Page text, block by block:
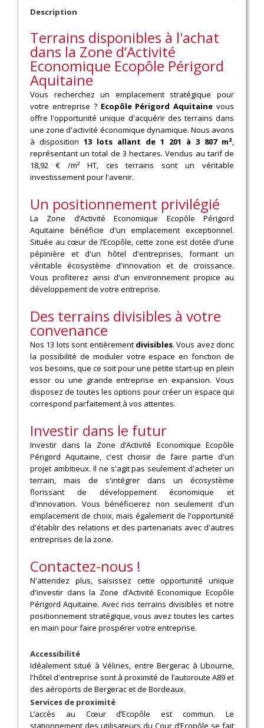
Description
Terrains disponibles à l'achat
dans la Zone d’Activité
Economique Ecopôle Périgord
Aquitaine
Vous recherchez un emplacement stratégique pour
votre entreprise ? Ecopôle Périgord Aquitaine vous
offre l'opportunité unique d'acquérir des terrains dans
une zone d'activité économique dynamique. Nous avons
à disposition 13 lots allant de 1 201 à 3 807 m²,
représentant un total de 3 hectares. Vendus au tarif de
18,92 € /m² HT, ces terrains sont un véritable
investissement pour l'avenir.
Un positionnement privilégié
La Zone d’Activité Economique Ecopôle Périgord
Aquitaine bénéficie d'un emplacement exceptionnel.
Située au cœur de l’Ecopôle, cette zone est dotée d'une
pépinière et d'un hôtel d'entreprises, formant un
véritable écosystème d'innovation et de croissance.
Vous profiterez ainsi d'un environnement propice au
développement de votre entreprise.
Des terrains divisibles à votre
convenance
Nos 13 lots sont entièrement divisibles. Vous avez donc
la possibilité de moduler votre espace en fonction de
vos besoins, que ce soit pour une petite start-up en plein
essor ou une grande entreprise en expansion. Vous
disposez de toutes les options pour créer un espace qui
correspond parfaitement à vos attentes.
Investir dans le futur
Investir dans la Zone d’Activité Economique Ecopôle
Périgord Aquitaine, c'est choisir de faire partie d'un
projet ambitieux. Il ne s'agit pas seulement d'acheter un
terrain, mais de s'intégrer dans un écosystème
florissant de développement économique et
d'innovation. Vous bénéficierez non seulement d'un
emplacement de choix, mais également de l'opportunité
d'établir des relations et des partenariats avec d'autres
entreprises de la zone.
Contactez-nous !
N'attendez plus, saisissez cette opportunité unique
d'investir dans la Zone d’Activité Economique Ecopôle
Périgord Aquitaine. Avec nos terrains divisibles et notre
positionnement stratégique, vous avez toutes les cartes
en main pour faire prospérer votre entreprise.
Accessibilité
Idéalement situé à Vélines, entre Bergerac à Libourne,
l'hôtel d'entreprise sont à proximité de l’autoroute A89 et
des aéroports de Bergerac et de Bordeaux.
Services de proximité
L’accès au Cœur d’Ecopôle est commun. Le